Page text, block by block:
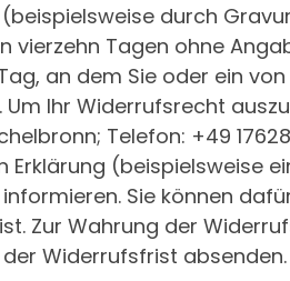
durch
vierzehn Tagen ohne
an dem Sie oder ein
Ihr Widerrufsrecht
Telefon: +49
(beispielsweise
Sie können
Zur Wahrung der
Widerrufsfrist absenden.